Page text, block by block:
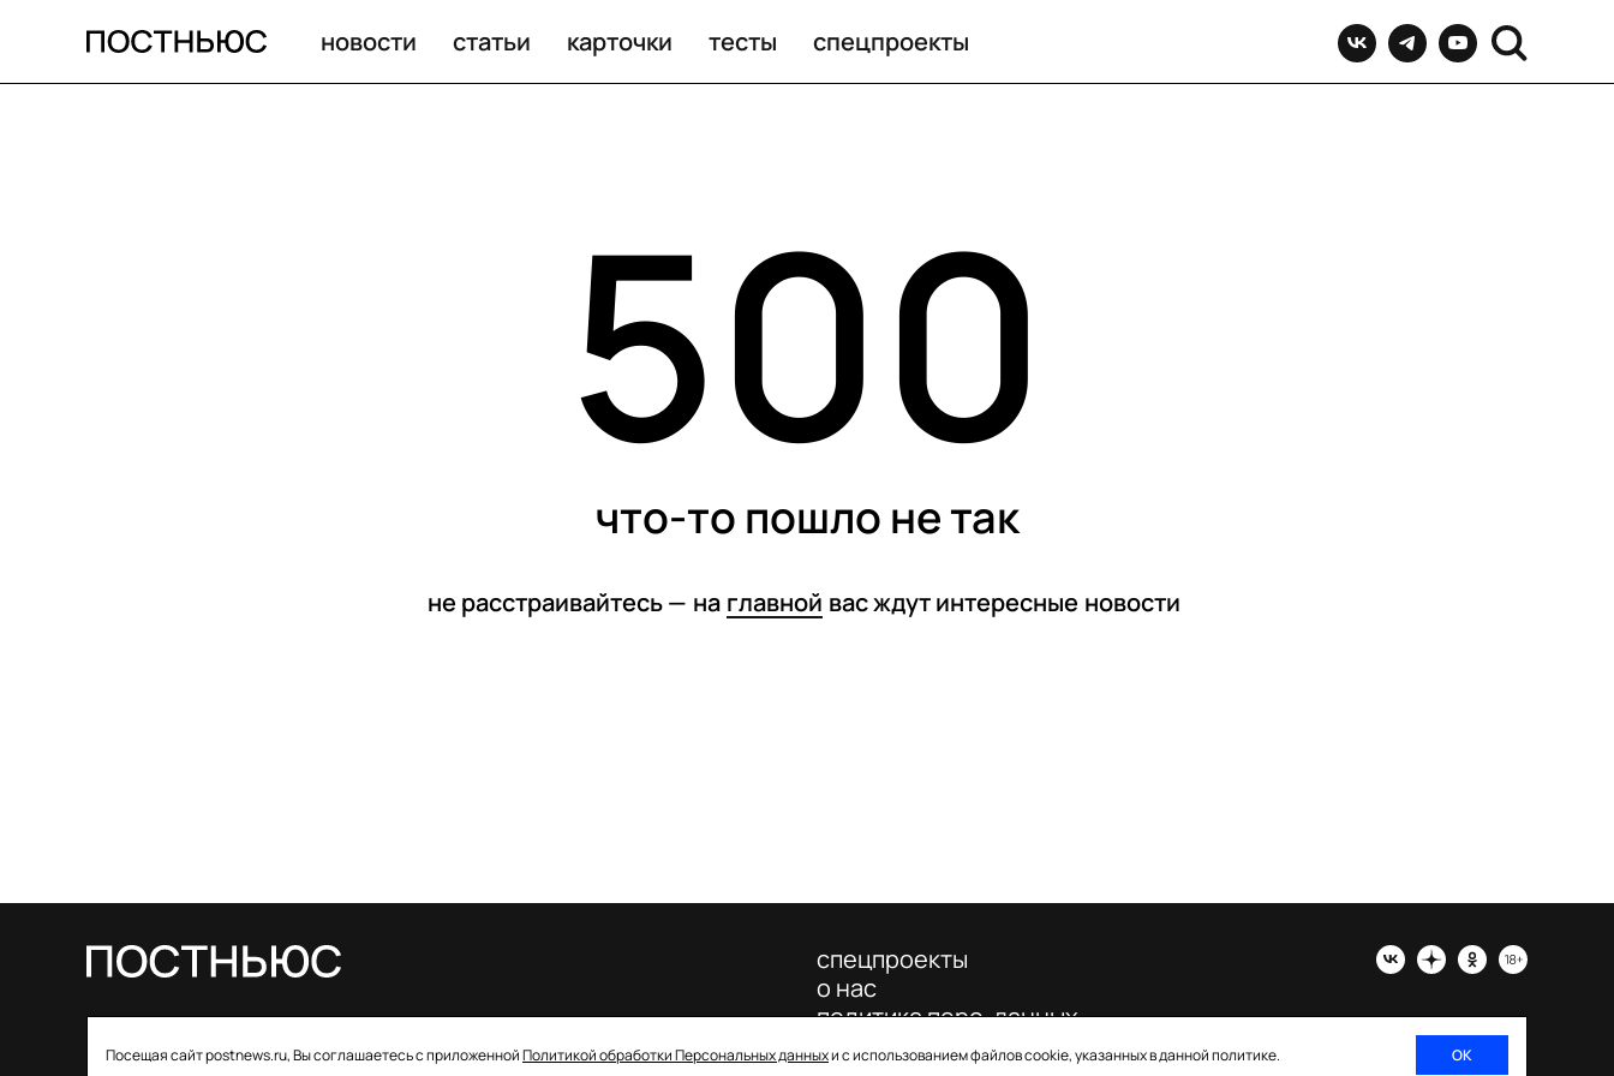
новости статьи карточки тесты спецпроекты
500
что-то пошло не так
не расстраивайтесь — на главной вас ждут интересные новости
Посещая сайт postnews.ru, Вы соглашаетесь с приложеннойПолитикой обработки Персональных данныхи с использованием файлов cookie, указанных в данной политике. ОК
о регистрации СМИ: ЭЛ № ФС 77–85757 от 22 августа
спецпроекты
о нас
политика перс. данных